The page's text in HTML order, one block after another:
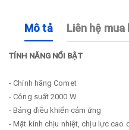
Mô tả Liên hệ mua
TÍNH NĂNG NỔI BẬT
- Chính hãng Comet
- Công suất 2000 W
- Bảng điều khiển cảm ứng
- Mặt kính chịu nhiệt, chịu lực cao